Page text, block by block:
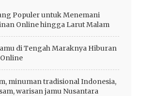
Populer untuk Menemani
Online hingga Larut Malam
di Tengah Maraknya Hiburan
minuman tradisional Indonesia,
warisan jamu Nusantara